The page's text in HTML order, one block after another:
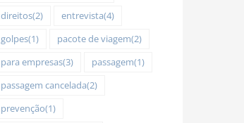
direitos(2) entrevista(4)
golpes(1) pacote de viagem(2)
para empresas(3) passagem(1)
passagem cancelada(2)
prevenção(1)